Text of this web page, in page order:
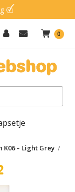
0
– Light Grey